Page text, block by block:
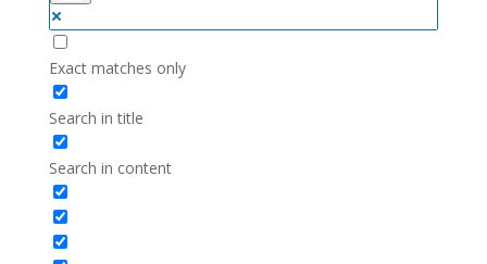
Exact matches only
Search in title
Search in content